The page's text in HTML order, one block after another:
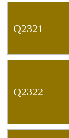
Q2321
Q2322